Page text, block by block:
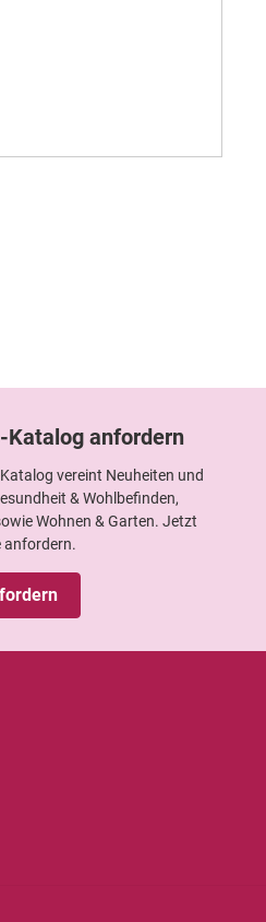
Katalog anfordern
vereint Neuheiten und
& Wohlbefinden,
Wohnen & Garten. Jetzt
anfordern.